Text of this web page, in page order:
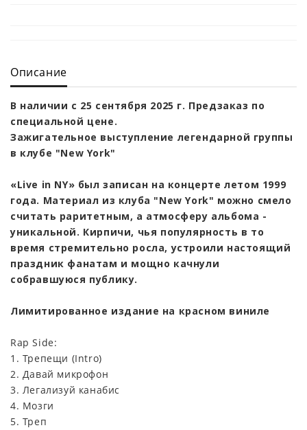
Описание
В наличии с 25 сентября 2025 г. Предзаказ по
специальной цене.
Зажигательное выступление легендарной группы
в клубе "New York"
«Live in NY» был записан на концерте летом 1999
года. Материал из клуба "New York" можно смело
считать раритетным, а атмосферу альбома -
уникальной. Кирпичи, чья популярность в то
время стремительно росла, устроили настоящий
праздник фанатам и мощно качнули
собравшуюся публику.
Лимитированное издание на красном виниле
Rap Side:
1. Трепещи (Intro)
2. Давай микрофон
3. Легализуй канабис
4. Мозги
5. Треп